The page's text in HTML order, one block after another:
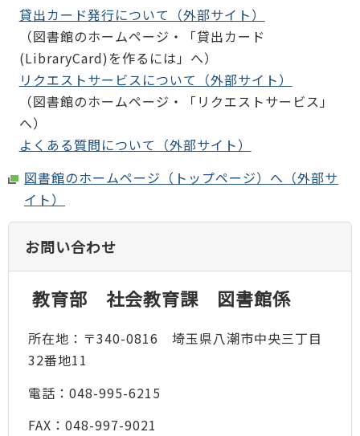
貸出カード発行について（外部サイト）
（図書館のホームページ・「貸出カード
(LibraryCard)を作るには」へ）
リクエストサービスについて（外部サイト）
（図書館のホームページ・「リクエストサービス」
へ）
よくある質問について（外部サイト）
図書館のホームページ（トップページ）へ（外部サ
イト）
お問い合わせ
教育部 社会教育課 図書館係
所在地：〒340-0816 埼玉県八潮市中央三丁目
32番地11
電話：048-995-6215
FAX：048-997-9021